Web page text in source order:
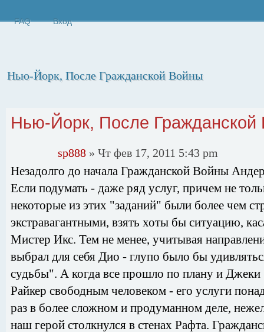
FAQ Вход
Нью-Йорк, После Гражданской Войны
Нью-Йорк, После Гражданской
sp888 » Чт фев 17, 2011 5:43 pm
Незадолго до начала Гражданской Войны
Если подумать - даже ряд услуг, причем не
некоторые из этих "заданий" были более чем
экстравагантными, взять хоты бы ситуацию,
Мистер Икс. Тем не менее, учитывая
выбрал для себя Дио - глупо было бы
судьбы". А когда все прошло по плану и
Райкер свободным человеком - его услуги
раз в более сложном и продуманном деле,
наш герой столкнулся в стенах Рафта.